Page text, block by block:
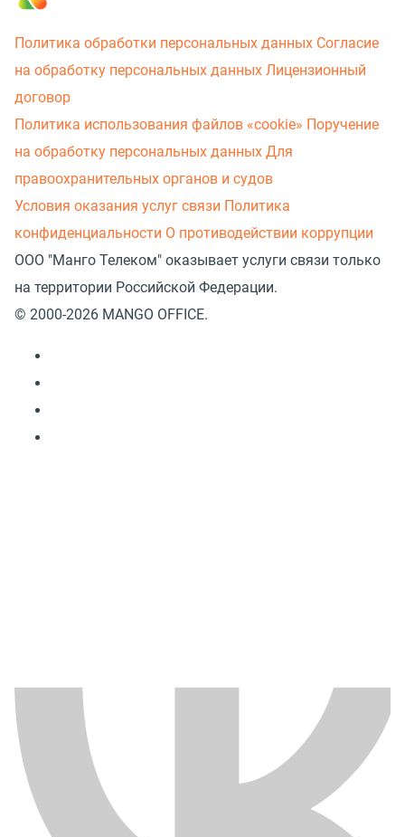
Политика обработки персональных данных Согласие
на обработку персональных данных Лицензионный
договор
Политика использования файлов «cookie» Поручение
на обработку персональных данных Для
правоохранительных органов и судов
Условия оказания услуг связи Политика
конфиденциальности О противодействии коррупции
ООО "Манго Телеком" оказывает услуги связи только
на территории Российской Федерации.
© 2000-2026 MANGO OFFICE.